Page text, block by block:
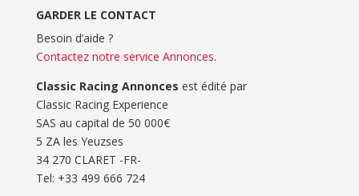
GARDER LE CONTACT
Besoin d’aide ?
Contactez notre service Annonces.
Classic Racing Annonces est édité par
Classic Racing Experience
SAS au capital de 50 000€
5 ZA les Yeuzses
34 270 CLARET -FR-
Tel: ‭+33 499 666 724‬